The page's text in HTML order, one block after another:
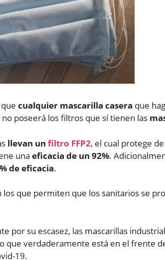
cualquier mascarilla casera que
no poseerá los filtros que sí tienen las
llevan un filtro FFP2, el cual protege
una eficacia de un 92%.
de eficacia.
los que permiten que los sanitarios se
por su escasez, las mascarillas
que verdaderamente está en el frente
19.